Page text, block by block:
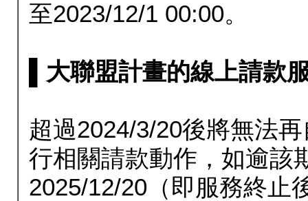
至2023/12/1 00:00。
▌大聯盟計畫的線上請款
超過2024/3/20後將無法
行相關請款動作，如逾該
2025/12/20（即服務終止